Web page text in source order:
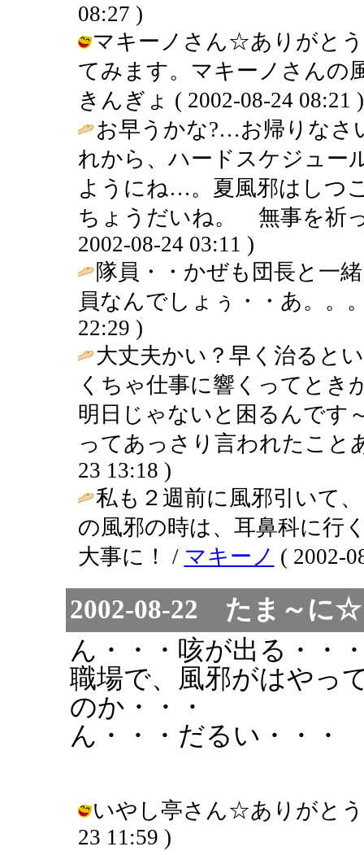
08:27 )
マキーノさん☆ありがと
てみます。マキーノさんの
きんぎょ ( 2002-08-24 08:21 )
お早うかな?…お帰りな
れから、ハードスケジュー
ようにね…。夏風邪はしつ
ちょうだいね。 無事を祈
2002-08-24 03:11 )
隊員・・かぜも団長と一
員なんでしょぅ・・あ。。
22:29 )
大丈夫かい？早く治ると
くちゃ仕事に響くってとき
明日じゃないと困るんです
ってあっさり言われたこと
23 13:18 )
私も２週前に風邪引いて
の風邪の時は、耳鼻科に行
大事に！ / マキーノ ( 2002-
2002-08-22 たま～
ん・・・咳が出る・・
職場で、風邪がはやっ
のか・・・
ん・・・だるい・・・
いやし亭さん☆ありがと
23 11:59 )